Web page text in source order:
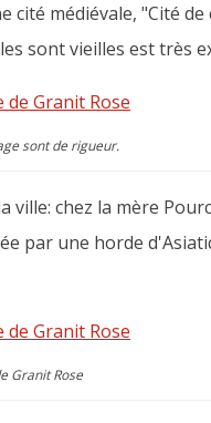
médiévale, "Cité
sont vieilles est très
sont de rigueur.
chez la mère
par une horde
Granit Rose